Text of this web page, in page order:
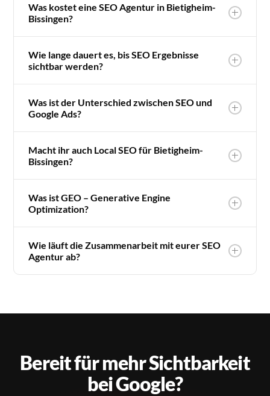
Was kostet eine SEO Agentur in Bietigheim-
Bissingen?
Wie lange dauert es, bis SEO Ergebnisse
sichtbar werden?
Was ist der Unterschied zwischen SEO und
Google Ads?
Macht ihr auch Local SEO für Bietigheim-
Bissingen?
Was ist GEO – Generative Engine
Optimization?
Wie läuft die Zusammenarbeit mit eurer SEO
Agentur ab?
Bereit für mehr Sichtbarkeit
bei Google?